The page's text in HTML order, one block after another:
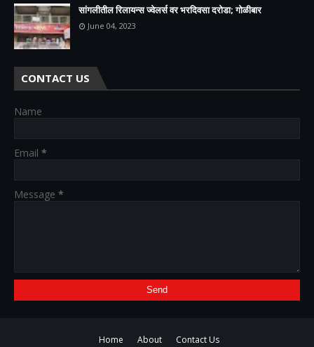
सांगलीतील रिलायन्स ज्वेलर्स वर भरदिवसा दरोडा; गोळीबार
June 04, 2023
CONTACT US
Name
Email *
Message *
Home About Contact Us